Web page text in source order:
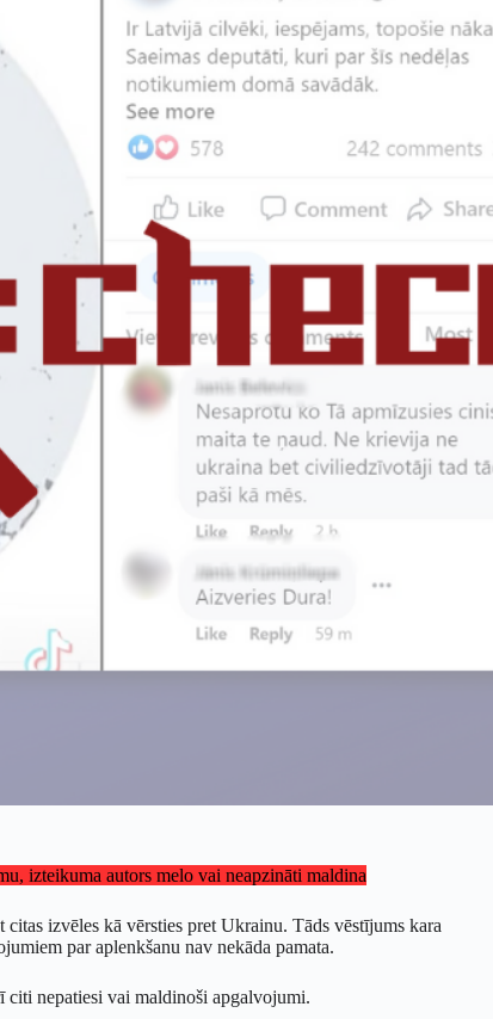
izteikuma autors melo vai neapzināti maldina
izvēles kā vērsties pret Ukrainu. Tāds vēstījums kara
par aplenkšanu nav nekāda pamata.
nepatiesi vai maldinoši apgalvojumi.